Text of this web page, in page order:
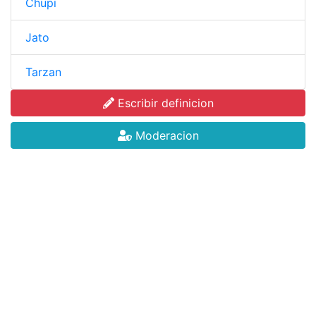
Chupi
Jato
Tarzan
Escribir definicion
Moderacion